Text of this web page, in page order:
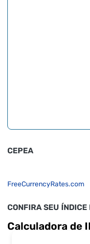
CEPEA
FreeCurrencyRates.com
CONFIRA SEU ÍNDICE
Calculadora de